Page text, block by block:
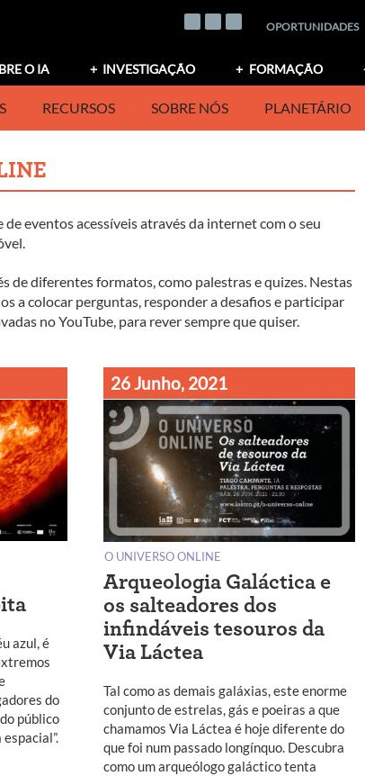
OPORTUNIDADES
O IA INVESTIGAÇÃO FORMAÇÃO
RECURSOS SOBRE NÓS PLANETÁRIO
de eventos acessíveis através da internet com o seu
de diferentes formatos, como palestras e quizes. Nestas
a colocar perguntas, responder a desafios e participar
no YouTube, para rever sempre que quiser.
azul, é
do
público
26 Junho, 2021
O UNIVERSO ONLINE
Arqueologia Galáctica e
os salteadores dos
infindáveis tesouros da
Via Láctea
Tal como as demais galáxias, este enorme
conjunto de estrelas, gás e poeiras a que
chamamos Via Láctea é hoje diferente do
que foi num passado longínquo. Descubra
como um arqueólogo galáctico tenta